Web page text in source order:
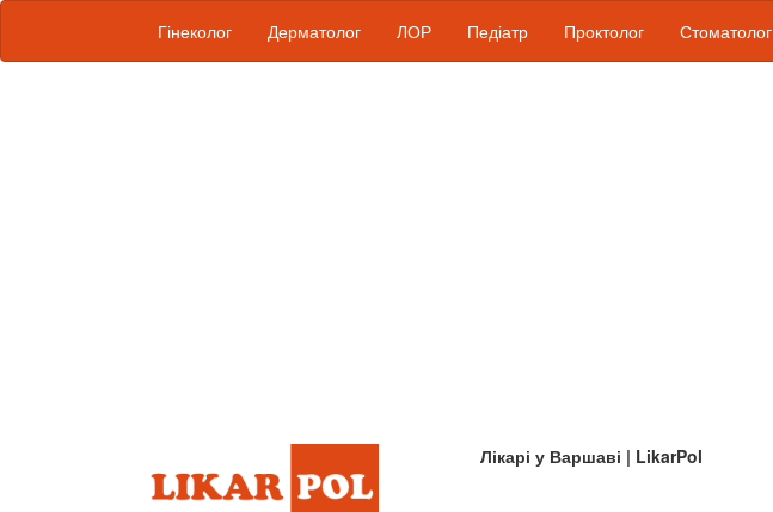
Гінеколог Дерматолог ЛОР Педіатр Проктолог Стоматолог
Лікарі у Варшаві | LikarPol